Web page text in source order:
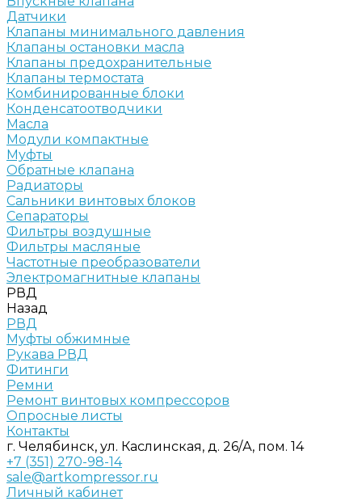
Датчики
Клапаны минимального давления
Клапаны остановки масла
Клапаны предохранительные
Клапаны термостата
Комбинированные блоки
Конденсатоотводчики
Масла
Модули компактные
Муфты
Обратные клапана
Радиаторы
Сальники винтовых блоков
Сепараторы
Фильтры воздушные
Фильтры масляные
Частотные преобразователи
Электромагнитные клапаны
РВД
Назад
РВД
Муфты обжимные
Рукава РВД
Фитинги
Ремни
Ремонт винтовых компрессоров
Опросные листы
Контакты
г. Челябинск, ул. Каслинская, д. 26/А, пом. 14
+7 (351) 270-98-14
sale@artkompressor.ru
Личный кабинет